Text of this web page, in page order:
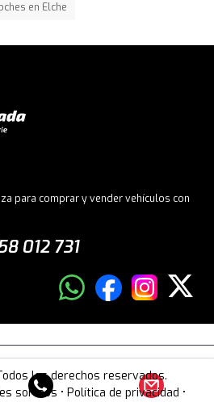
en Elche
para comprar y vender vehículos con
012 731
los derechos reservados.
sorteos •Política de privacidad •